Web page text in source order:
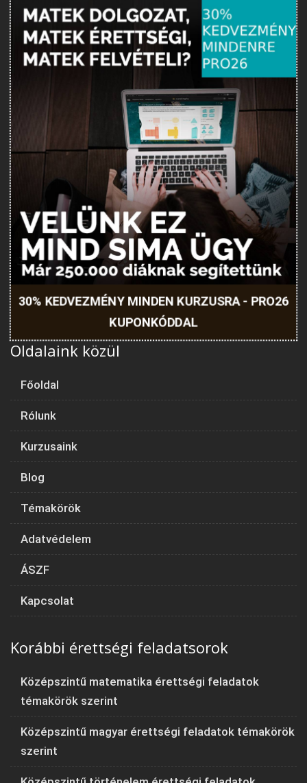
30% KEDVEZMÉNY MINDEN KURZUSRA - PRO26
KUPONKÓDDAL
Oldalaink közül
Főoldal
Rólunk
Kurzusaink
Blog
Témakörök
Adatvédelem
ÁSZF
Kapcsolat
Korábbi érettségi feladatsorok
Középszintű matematika érettségi feladatok
témakörök szerint
Középszintű magyar érettségi feladatok témakörök
szerint